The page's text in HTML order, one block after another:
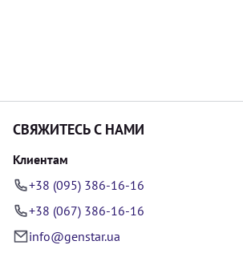
СВЯЖИТЕСЬ С НАМИ
Клиентам
+38 (095) 386-16-16
+38 (067) 386-16-16
info@genstar.ua